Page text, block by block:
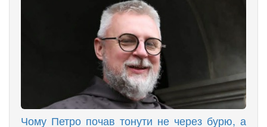
Чому Петро почав тонути не через бурю, а